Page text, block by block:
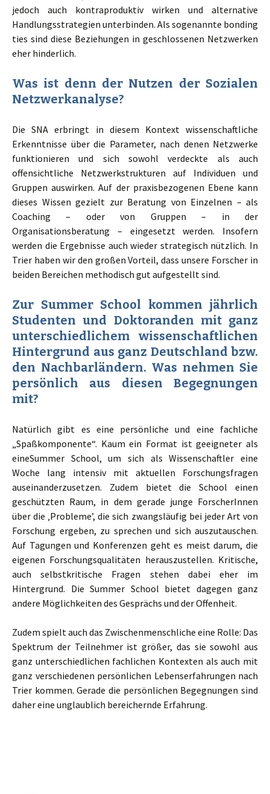
jedoch auch kontraproduktiv wirken und alternative
Handlungsstrategien unterbinden. Als sogenannte bonding
ties sind diese Beziehungen in geschlossenen Netzwerken
eher hinderlich.
Was ist denn der Nutzen der Sozialen
Netzwerkanalyse?
Die SNA erbringt in diesem Kontext wissenschaftliche
Erkenntnisse über die Parameter, nach denen Netzwerke
funktionieren und sich sowohl verdeckte als auch
offensichtliche Netzwerkstrukturen auf Individuen und
Gruppen auswirken. Auf der praxisbezogenen Ebene kann
dieses Wissen gezielt zur Beratung von Einzelnen – als
Coaching – oder von Gruppen – in der
Organisationsberatung – eingesetzt werden. Insofern
werden die Ergebnisse auch wieder strategisch nützlich. In
Trier haben wir den großen Vorteil, dass unsere Forscher in
beiden Bereichen methodisch gut aufgestellt sind.
Zur Summer School kommen jährlich
Studenten und Doktoranden mit ganz
unterschiedlichem wissenschaftlichen
Hintergrund aus ganz Deutschland bzw.
den Nachbarländern. Was nehmen Sie
persönlich aus diesen Begegnungen
mit?
Natürlich gibt es eine persönliche und eine fachliche
„Spaßkomponente“. Kaum ein Format ist geeigneter als
eineSummer School, um sich als Wissenschaftler eine
Woche lang intensiv mit aktuellen Forschungsfragen
auseinanderzusetzen. Zudem bietet die School einen
geschützten Raum, in dem gerade junge ForscherInnen
über die ‚Probleme’, die sich zwangsläufig bei jeder Art von
Forschung ergeben, zu sprechen und sich auszutauschen.
Auf Tagungen und Konferenzen geht es meist darum, die
eigenen Forschungsqualitäten herauszustellen. Kritische,
auch selbstkritische Fragen stehen dabei eher im
Hintergrund. Die Summer School bietet dagegen ganz
andere Möglichkeiten des Gesprächs und der Offenheit.
Zudem spielt auch das Zwischenmenschliche eine Rolle: Das
Spektrum der Teilnehmer ist größer, das sie sowohl aus
ganz unterschiedlichen fachlichen Kontexten als auch mit
ganz verschiedenen persönlichen Lebenserfahrungen nach
Trier kommen. Gerade die persönlichen Begegnungen sind
daher eine unglaublich bereichernde Erfahrung.